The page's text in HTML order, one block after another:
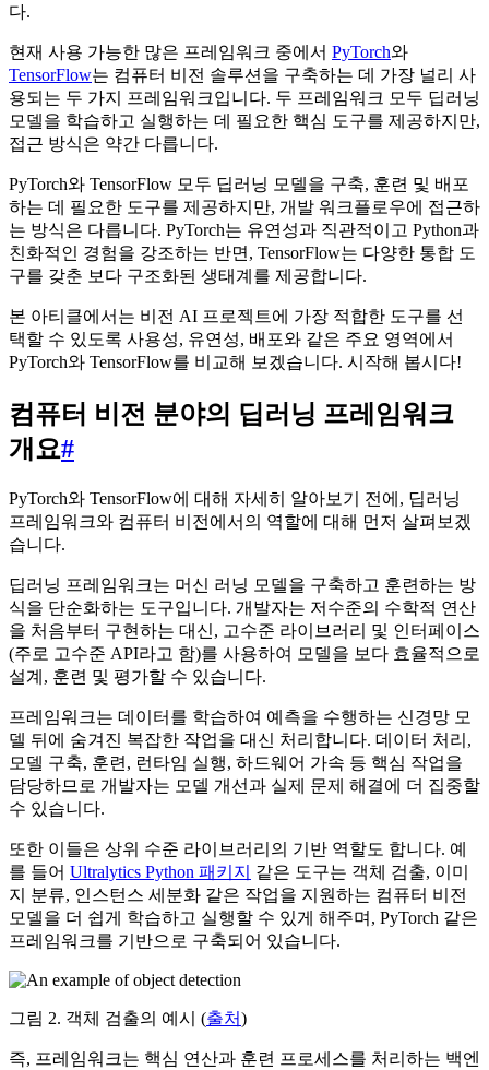
다.
현재 사용 가능한 많은 프레임워크 중에서 PyTorch와
TensorFlow는 컴퓨터 비전 솔루션을 구축하는 데 가장 널리 사
용되는 두 가지 프레임워크입니다. 두 프레임워크 모두 딥러닝
모델을 학습하고 실행하는 데 필요한 핵심 도구를 제공하지만,
접근 방식은 약간 다릅니다.
PyTorch와 TensorFlow 모두 딥러닝 모델을 구축, 훈련 및 배포
하는 데 필요한 도구를 제공하지만, 개발 워크플로우에 접근하
는 방식은 다릅니다. PyTorch는 유연성과 직관적이고 Python과
친화적인 경험을 강조하는 반면, TensorFlow는 다양한 통합 도
구를 갖춘 보다 구조화된 생태계를 제공합니다.
본 아티클에서는 비전 AI 프로젝트에 가장 적합한 도구를 선
택할 수 있도록 사용성, 유연성, 배포와 같은 주요 영역에서
PyTorch와 TensorFlow를 비교해 보겠습니다. 시작해 봅시다!
컴퓨터 비전 분야의 딥러닝 프레임워크
개요#
PyTorch와 TensorFlow에 대해 자세히 알아보기 전에, 딥러닝
프레임워크와 컴퓨터 비전에서의 역할에 대해 먼저 살펴보겠
습니다.
딥러닝 프레임워크는 머신 러닝 모델을 구축하고 훈련하는 방
식을 단순화하는 도구입니다. 개발자는 저수준의 수학적 연산
을 처음부터 구현하는 대신, 고수준 라이브러리 및 인터페이스
(주로 고수준 API라고 함)를 사용하여 모델을 보다 효율적으로
설계, 훈련 및 평가할 수 있습니다.
프레임워크는 데이터를 학습하여 예측을 수행하는 신경망 모
델 뒤에 숨겨진 복잡한 작업을 대신 처리합니다. 데이터 처리,
모델 구축, 훈련, 런타임 실행, 하드웨어 가속 등 핵심 작업을
담당하므로 개발자는 모델 개선과 실제 문제 해결에 더 집중할
수 있습니다.
또한 이들은 상위 수준 라이브러리의 기반 역할도 합니다. 예
를 들어 Ultralytics Python 패키지
같은 도구는 객체 검출, 이미
지 분류, 인스턴스 세분화 같은 작업을 지원하는 컴퓨터 비전
모델을 더 쉽게 학습하고 실행할 수 있게 해주며, PyTorch 같은
프레임워크를 기반으로 구축되어 있습니다.
그림 2. 객체 검출의 예시 (출처)
즉, 프레임워크는 핵심 연산과 훈련 프로세스를 처리하는 백엔